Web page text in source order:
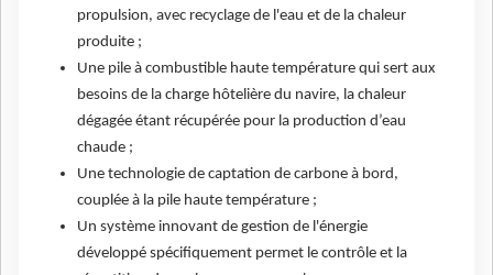
propulsion, avec recyclage de l'eau et de la chaleur
produite ;
Une pile à combustible haute température qui sert aux
besoins de la charge hôtelière du navire, la chaleur
dégagée étant récupérée pour la production d’eau
chaude ;
Une technologie de captation de carbone à bord,
couplée à la pile haute température ;
Un système innovant de gestion de l'énergie
développé spécifiquement permet le contrôle et la